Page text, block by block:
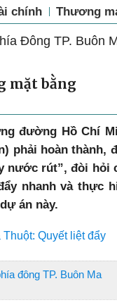
chính Thương
Đông TP. Buôn
mặt bằng
đường Hồ Chí
phải hoàn thành,
nước rút”, đòi hỏi
nhanh và thực
án này.
Quyết liệt đẩy
đông TP. Buôn Ma